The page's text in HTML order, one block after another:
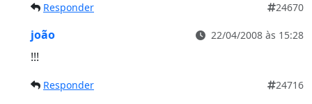
Responder 24670
joão 22/04/2008 às 15:28
!!!
Responder 24716